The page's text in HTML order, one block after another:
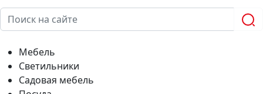
Мебель
Светильники
Садовая мебель